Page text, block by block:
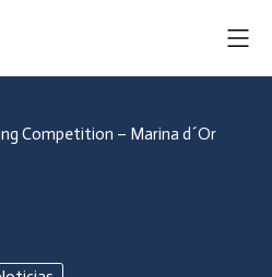
Competition – Marina d´Or